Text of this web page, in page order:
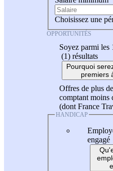
Choisissez une
OPPORTUNITÉS
Soyez parmi les
(1) résultats
Pourquoi
premiers
Offres de plus
comptant moins
(dont France
HANDICAP
engagé